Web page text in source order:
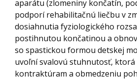
aparátu (zlomeniny končatín,
podporí rehabilitačnú liečbu v
dosiahnutia fyziologického
postihnutou končatinou a
so spastickou formou detskej
uvoľní svalovú stuhnutosť, ktorá
kontraktúram a obmedzeniu